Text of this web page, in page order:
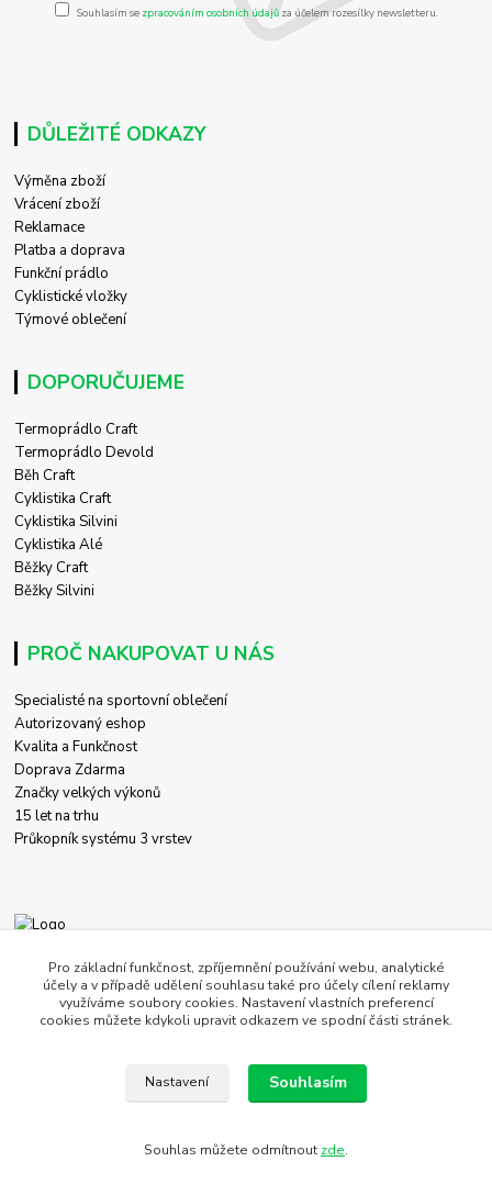
Souhlasím se zpracováním osobních údajůza účelem rozesílky newsletteru.
DŮLEŽITÉ ODKAZY
Výměna zboží
Vrácení zboží
Reklamace
Platba a doprava
Funkční prádlo
Cyklistické vložky
Týmové oblečení
DOPORUČUJEME
Termoprádlo Craft
Termoprádlo Devold
Běh Craft
Cyklistika Craft
Cyklistika Silvini
Cyklistika Alé
Běžky Craft
Běžky Silvini
PROČ NAKUPOVAT U NÁS
Specialisté na sportovní oblečení
Autorizovaný eshop
Kvalita a Funkčnost
Doprava Zdarma
Značky velkých výkonů
15 let na trhu
Průkopník systému 3 vrstev
+420 774 458 618
obchod@c-store.cz
Pro základní funkčnost, zpříjemnění používání webu, analytické
účely a v případě udělení souhlasu také pro účely cílení reklamy
využíváme soubory cookies. Nastavení vlastních preferencí
cookies můžete kdykoli upravit odkazem ve spodní části stránek.
Nastavení Souhlasím
Souhlas můžete odmítnout zde.